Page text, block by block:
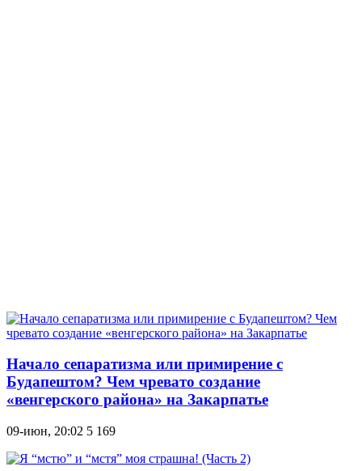
Начало сепаратизма или примирение с
Будапештом? Чем чревато создание
«венгерского района» на Закарпатье
09-июн, 20:02 5 169